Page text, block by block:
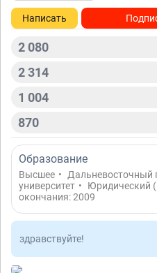
Написать
2 080
2 314
1 004
870
Образование
Высшее • Дальневосточный
университет • Юридический
окончания: 2009
здравствуйте!